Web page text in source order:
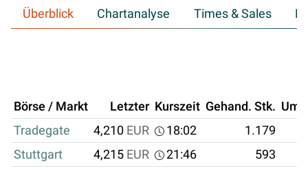
Überblick Chartanalyse Times & Sales
Börse / Markt Letzter Kurszeit Gehand. Stk.
Tradegate
4,210 EUR 18:02 1.179
Stuttgart
4,215 EUR 21:46 593